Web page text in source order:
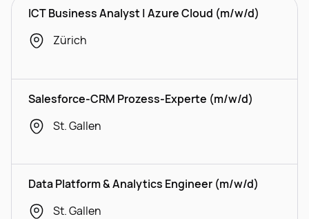
ICT Business Analyst | Azure Cloud (m/w/d)
Zürich
Salesforce-CRM Prozess-Experte (m/w/d)
St. Gallen
Data Platform & Analytics Engineer (m/w/d)
St. Gallen